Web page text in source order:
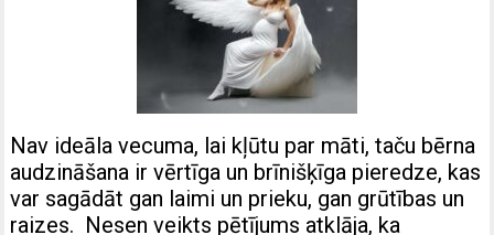
Nav ideāla vecuma, lai kļūtu par māti, taču bērna
audzināšana ir vērtīga un brīnišķīga pieredze, kas
var sagādāt gan laimi un prieku, gan grūtības un
raizes. Nesen veikts pētījums atklāja, ka